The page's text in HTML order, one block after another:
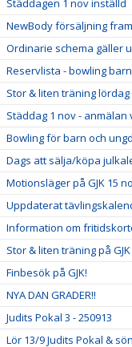
Städdagen 1 nov inställd
NewBody försäljning
Ordinarie schema gäller
Reservlista - bowling
Stor & liten träning lördag
Städdag 1 nov - anmälan
Bowling för barn och
Dags att sälja/köpa
Motionsläger på GJK 15
Uppdaterat
Information om
Stor & liten träning på
Finbesök på GJK!
NYA DAN GRADER!!
Judits Pokal 3 - 250913
Lör 13/9 Judits Pokal &